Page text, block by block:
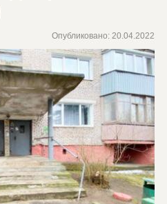
Опубликовано: 20.04.2022